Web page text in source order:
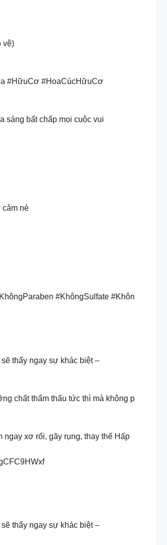
vệ)
#HữuCơ #HoaCúcHữuCơ
bất chấp mọi cuộc vui
cảm nè
#KhôngSulfate #Khôn
thấy ngay sự khác biệt –
chất thẩm thấu tức thì mà không p
xơ rối, gãy rụng, thay thế Hấp
thấy ngay sự khác biệt –